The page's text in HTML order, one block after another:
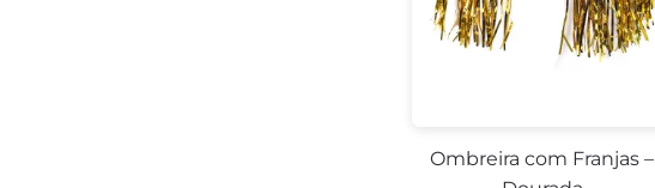
Ombreira com Franjas –